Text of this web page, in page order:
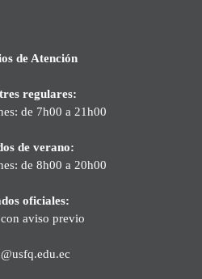
de Atención
regulares:
de 7h00 a 21h00
de verano:
de 8h00 a 20h00
oficiales:
aviso previo